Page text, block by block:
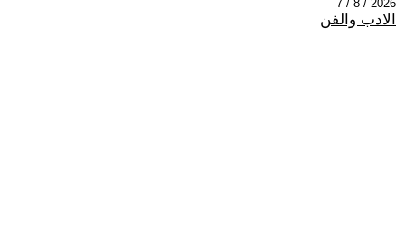
2026 / 8 / 7
الادب والفن